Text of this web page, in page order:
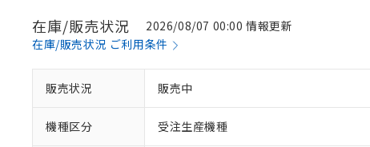
在庫/販売状況
2026/08/07 00:00 情報更新
在庫/販売状況 ご利用条件
販売状況 販売中
機種区分 受注生産機種